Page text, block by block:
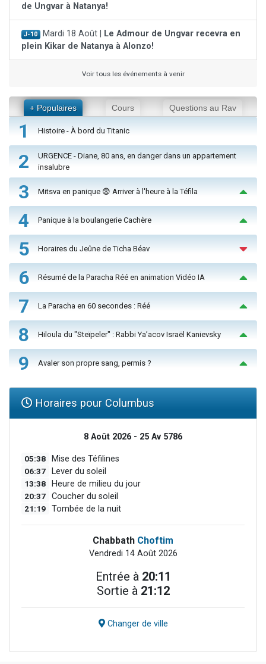
de Ungvar à Natanya!
J-10 Mardi 18 Août |
Le Admour de Ungvar recevra en
plein Kikar de Natanya à Alonzo!
Voir tous les événements à venir
+ Populaires Cours Questions au Rav
1 Histoire - À bord du Titanic
2
URGENCE - Diane, 80 ans, en danger dans un appartement
insalubre
3 Mitsva en panique 😨 Arriver à l'heure à la Téfila
4 Panique à la boulangerie Cachère
5 Horaires du Jeûne de Ticha Béav
6 Résumé de la Paracha Réé en animation Vidéo IA
7 La Paracha en 60 secondes : Réé
8 Hiloula du "Steïpeler" : Rabbi Ya’acov Israël Kanievsky
9 Avaler son propre sang, permis ?
Horaires pour Columbus
8 Août 2026 - 25 Av 5786
05:38 Mise des Téfilines
06:37 Lever du soleil
13:38 Heure de milieu du jour
20:37 Coucher du soleil
21:19 Tombée de la nuit
Chabbath Choftim
Vendredi 14 Août 2026
Entrée à 20:11
Sortie à 21:12
Changer de ville